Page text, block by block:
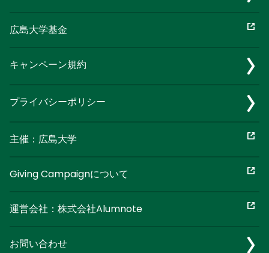
広島大学基金
キャンペーン規約
プライバシーポリシー
主催：広島大学
Giving Campaignについて
運営会社：株式会社Alumnote
お問い合わせ